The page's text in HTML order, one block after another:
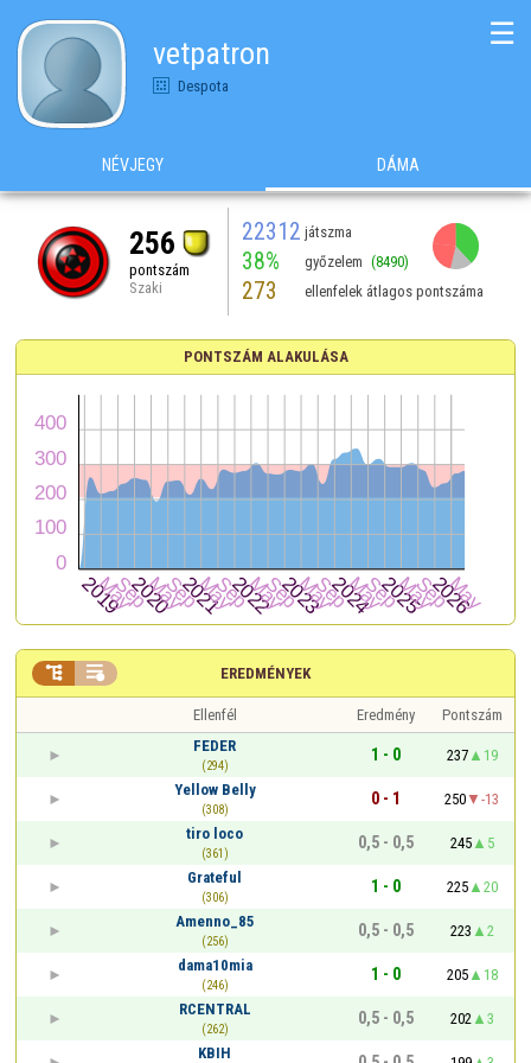
vetpatron
Despota
☰
NÉVJEGY DÁMA
256
pontszám
Szaki
22312 játszma
38% győzelem (8490)
273 ellenfelek átlagos pontszáma
PONTSZÁM ALAKULÁSA
EREDMÉNYEK
 
Ellenfél Eredmény
Pontszám
FEDER
(294)
1 - 0 237
19
Yellow Belly
(308)
0 - 1 250
-13
tiro loco
(361)
0,5 - 0,5 245
5
Grateful
(306)
1 - 0 225
20
Amenno_85
(256)
0,5 - 0,5 223
2
dama10mia
(246)
1 - 0 205
18
RCENTRAL
(262)
0,5 - 0,5 202
3
KBIH